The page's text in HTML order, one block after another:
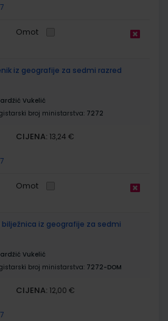
Omot
iz geografije za sedmi razred
Vukelić
broj ministarstva: 7272
CIJENA: 13,24 €
Omot
bilježnica iz geografije za sedmi
Vukelić
broj ministarstva: 7272-DOM
CIJENA: 12,00 €